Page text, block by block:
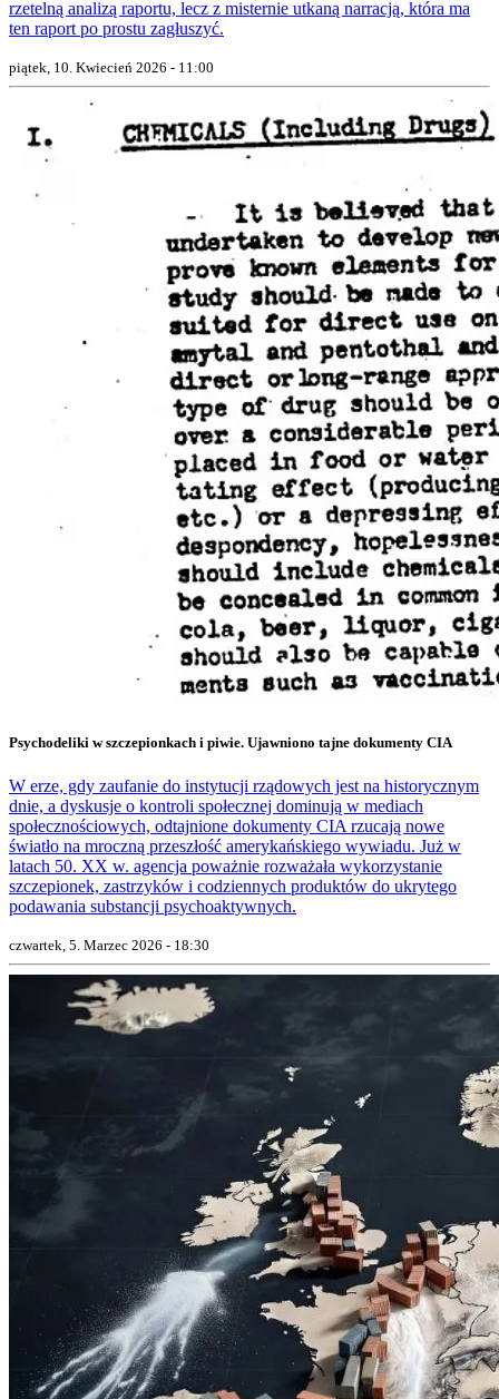
rzetelną analizą raportu, lecz z misternie utkaną narracją, która ma
ten raport po prostu zagłuszyć.
piątek, 10. Kwiecień 2026 - 11:00
Psychodeliki w szczepionkach i piwie. Ujawniono tajne dokumenty CIA
W erze, gdy zaufanie do instytucji rządowych jest na historycznym
dnie, a dyskusje o kontroli społecznej dominują w mediach
społecznościowych, odtajnione dokumenty CIA rzucają nowe
światło na mroczną przeszłość amerykańskiego wywiadu. Już w
latach 50. XX w. agencja poważnie rozważała wykorzystanie
szczepionek, zastrzyków i codziennych produktów do ukrytego
podawania substancji psychoaktywnych.
czwartek, 5. Marzec 2026 - 18:30